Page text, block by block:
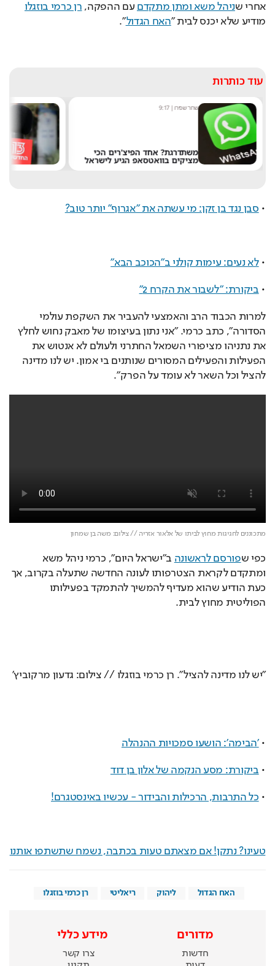
אחרי ש ניהל משא ומתן מתקדם עם ההפקה, רן כרמי בוזגלו
מודיע שלא יכנס לבית ״האח הגדול״‬.
עוד כותרות
שחר שפירו|
9:17
משתדרגת? אחד הפיצ'רים הכי
מציקים בוואטסאפ הגיע לישראל
סבן נגד בן זקן: מי עשתה את "אגרוף" יותר טוב?
לא נעים: עימות קולני ב"הכוכב הבא"
ביקורת: "לשבור את הקרח 2"
למרות הכבוד הרב והאמצעי להעביר את השקפת עולמי
הסדורה״, כתב כרמי. ״אני נתון בעיצומו של מאבק נחוש לחלץ
את נתניהו מציפורי השמאל החתרני ולעולם לא אנטוש את
הפעילות והפעילים המסורים שנותנים בי אמון. יש לנו מדינה
להציל וכל השאר לא עומד על הפרק״.
מתכוננים לחגיגות מחוץ לביתו של אלאור אזריה // צילום: משה בן שמחון
כפי ש פורסם לראשונה
ב״ישראל היום״, כרמי ניהל משא
ומתקדם לקראת הצטרפותו לעונה החדשה שתעלה בקרוב, אך
כעת הודיע שהוא מעדיף להמשיך להתמקד בפעילותו
הפוליטית מחוץ לבית.
"יש לנו מדינה להציל". רן כרמי בוזגלו // צילום: גדעון מרקוביץ'
'הבימה': הושעו סמכויות ההנהלה
ביקורת: מסע הנקמה של אלון בן דוד
כל התרבות, הרכילות והבידור - עכשיו באינסטגרם!
טעינו? נתקן! אם מצאתם טעות בכתבה, נשמח שתשתפו אותנו
האח הגדול ליהוק ריאליטי רן כרמי בוזגלו
מדורים
חדשות
מידע כללי
צרו קשר